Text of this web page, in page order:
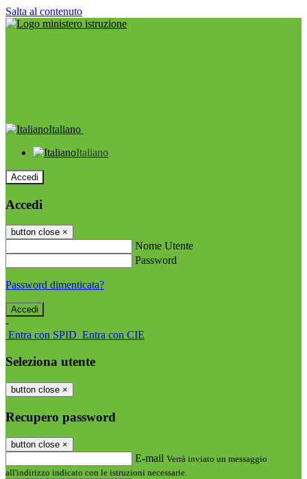
Salta al contenuto
Italiano
Italiano
Accedi
Accedi
button close ×
Nome Utente
Password
Password dimenticata?
-
Entra con SPID Entra con CIE
Seleziona utente
button close ×
Recupero password
button close ×
E-mail Verrà inviato un messaggio
all'indirizzo indicato con le istruzioni necessarie.